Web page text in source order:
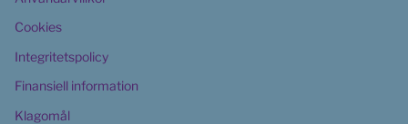
Cookies
Integritetspolicy
Finansiell information
Klagomål